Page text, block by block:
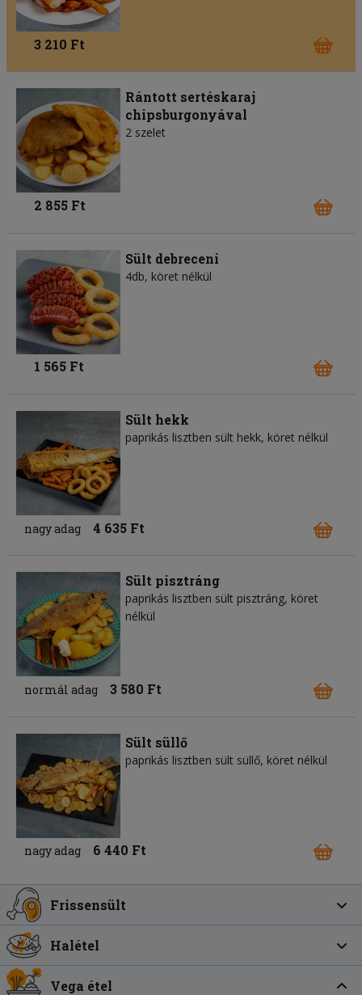
3 210 Ft
Rántott sertéskaraj
chipsburgonyával
2 szelet
2 855 Ft
Sült debreceni
4db, köret nélkül
1 565 Ft
Sült hekk
paprikás lisztben sült hekk, köret nélkül
nagy adag 4 635 Ft
Sült pisztráng
paprikás lisztben sült pisztráng, köret
nélkül
normál adag 3 580 Ft
Sült süllő
paprikás lisztben sült süllő, köret nélkül
nagy adag 6 440 Ft
Frissensült
Halétel
Vega étel